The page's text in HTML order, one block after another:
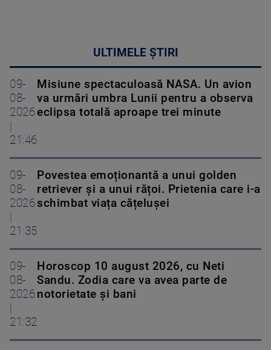
ULTIMELE ȘTIRI
09-
08-
2026
21:46
Misiune spectaculoasă NASA. Un avion
va urmări umbra Lunii pentru a observa
eclipsa totală aproape trei minute
09-
08-
2026
21:35
Povestea emoționantă a unui golden
retriever și a unui rățoi. Prietenia care i-a
schimbat viața cățelușei
09-
08-
2026
21:32
Horoscop 10 august 2026, cu Neti
Sandu. Zodia care va avea parte de
notorietate și bani